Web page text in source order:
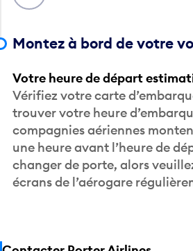
Montez à bord de votre
Votre heure de départ
Vérifiez votre carte
trouver votre heure
compagnies aériennes
une heure avant l’heure de
changer de porte, alors
écrans de l’aérogare